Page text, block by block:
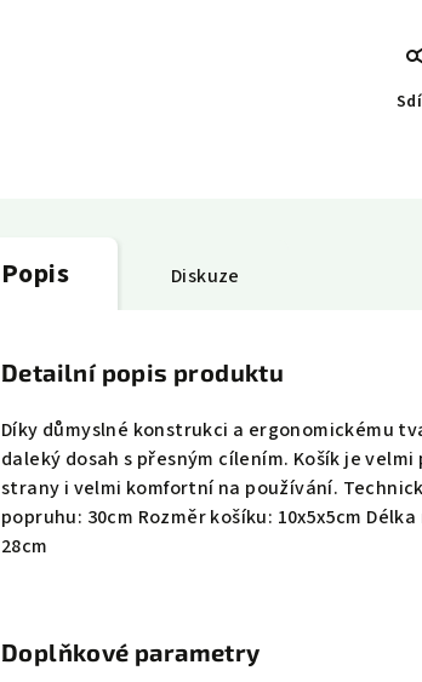
Popis Diskuze
Detailní popis produktu
Díky důmyslné konstrukci a ergonomickému
daleký dosah s přesným cílením. Košík je
strany i velmi komfortní na používání.
popruhu: 30cm Rozměr košíku: 10x5x5cm
28cm
Doplňkové parametry